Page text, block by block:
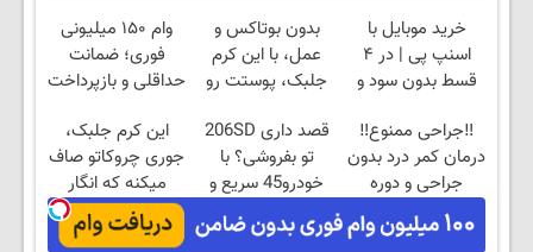
خرید موبایل با
اسنپ پی | در ۴
قسط بدون سود و
بدون بوتاکس و
عمل، با این کرم
جلبک، پوستت رو
وام ۱۵۰ میلیونی
فوری؛ ضمانت
حداقلی و بازپرداخت
‼️جراحی ممنوع‼️
درمان کمر درد بدون
جراحی و دوره
نقاهت
قصد داری 206SD
تو بفروشی؟ با
خودرو45 سریع و
امن بفروش
این کرم جلبک،
جوری چروکاتو صاف
میکنه که انگار
بوتاکس کردی!
(تخفیف ویژه)